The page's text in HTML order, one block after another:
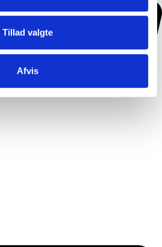
Tillad valgte
Afvis